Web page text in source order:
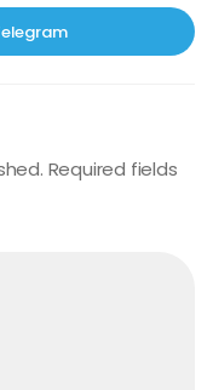
Required fields